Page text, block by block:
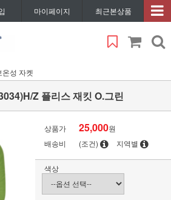
마이페이지 최근본상품
온성 자켓
Z 플리스 재킷 O.그린
상품가 25,000원
배송비
(조건) 지역별
색상